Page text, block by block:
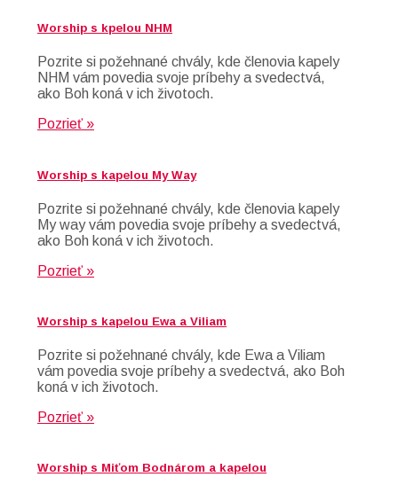
Worship s kpelou NHM
Pozrite si požehnané chvály, kde členovia kapely
NHM vám povedia svoje príbehy a svedectvá,
ako Boh koná v ich životoch.
Pozrieť »
Worship s kapelou My Way
Pozrite si požehnané chvály, kde členovia kapely
My way vám povedia svoje príbehy a svedectvá,
ako Boh koná v ich životoch.
Pozrieť »
Worship s kapelou Ewa a Viliam
Pozrite si požehnané chvály, kde Ewa a Viliam
vám povedia svoje príbehy a svedectvá, ako Boh
koná v ich životoch.
Pozrieť »
Worship s Miťom Bodnárom a kapelou